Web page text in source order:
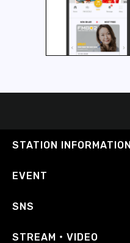
STATION INFORMATION
会社概要
EVENT
ピックアップ
SNS
RADIPASS
STREAM・VIDEO